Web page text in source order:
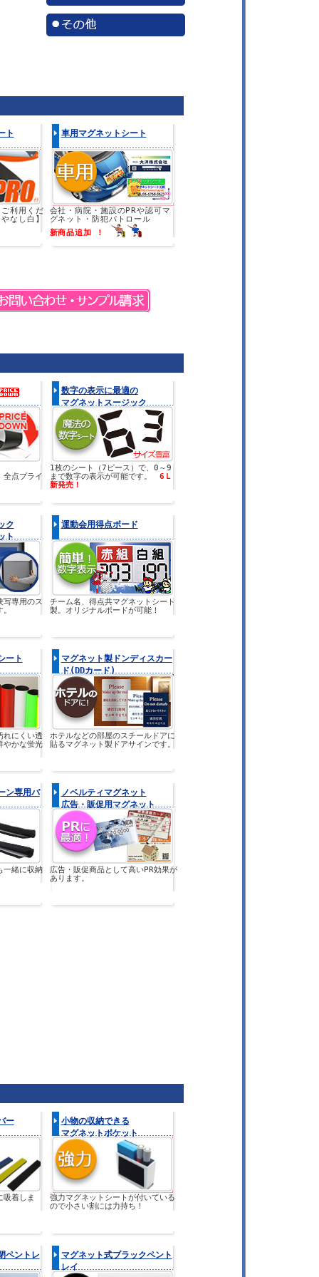
ト
利用くだ
なし白】
車用マグネットシート
会社・病院・施設のPRや認可マ
グネット・防犯パトロール
新商品追加 !
全点プライ
数字の表示に最適の
マグネットスージック
1枚のシート（7ピース）で、0～9
まで数字の表示が可能です。 6Ｌ
新発売！
ク
ト
写専用のス
運動会用得点ボード
チーム名、得点共マグネットシート
製。オリジナルボードが可能！
ート
れにくい透
やかな蛍光
マグネット製ドンディスカー
ド(DDカード)
ホテルなどの部屋のスチールドアに
貼るマグネット製ドアサインです。
ン専用バ
一緒に収納
ノベルティマグネット
広告・販促用マグネット
広告・販促商品として高いPR効果が
あります。
ー
吸着しま
小物の収納できる
マグネットポケット
強力マグネットシートが付いている
ので小さい割には力持ち！
ペントレ
マグネット式ブラックペント
レイ